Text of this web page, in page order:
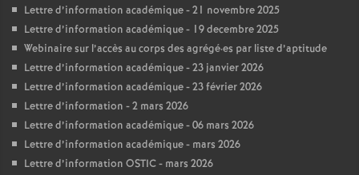
Lettre d’information académique - 21 novembre 2025
Lettre d’information académique - 19 decembre 2025
Webinaire sur l’accès au corps des agrégé·es par liste d’aptitude
Lettre d’information académique - 23 janvier 2026
Lettre d’information académique - 23 février 2026
Lettre d’information - 2 mars 2026
Lettre d’information académique - 06 mars 2026
Lettre d’information académique - mars 2026
Lettre d’information OSTIC - mars 2026